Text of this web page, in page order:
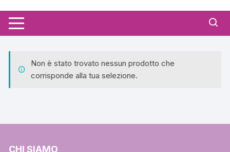
Non è stato trovato nessun prodotto che
corrisponde alla tua selezione.
CHI SIAMO